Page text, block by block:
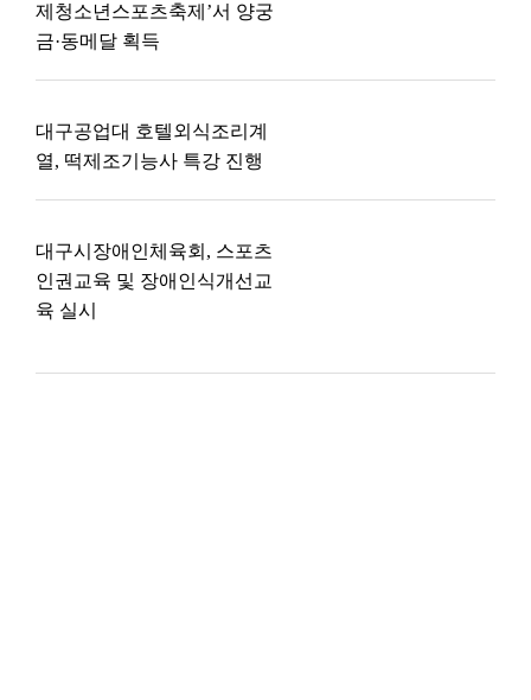
제청소년스포츠축제’서 양궁
금·동메달 획득
대구공업대 호텔외식조리계
열, 떡제조기능사 특강 진행
대구시장애인체육회, 스포츠
인권교육 및 장애인식개선교
육 실시